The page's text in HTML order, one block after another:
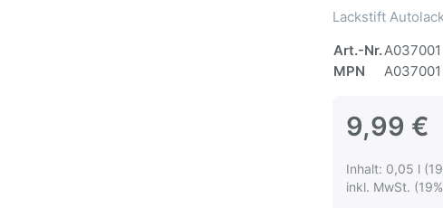
Lackstift
Art.-Nr.A037001
MPN
A037001
9,99 €
Inhalt: 0,05 l
inkl. MwSt.